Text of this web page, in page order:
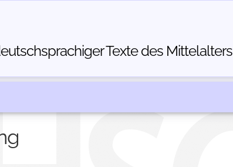
Texte des Mittelalters